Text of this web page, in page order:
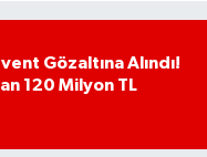
Gözaltına Alındı!
120 Milyon TL